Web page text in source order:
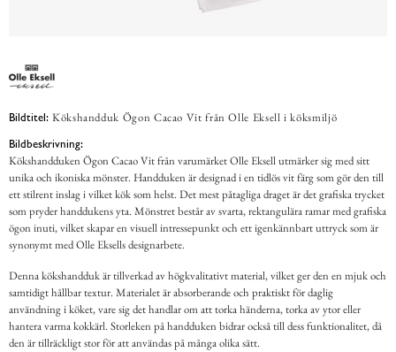
Bildtitel: Kökshandduk Ögon Cacao Vit från Olle Eksell i köksmiljö
Bildbeskrivning:
Kökshandduken Ögon Cacao Vit från varumärket Olle Eksell utmärker sig med sitt
unika och ikoniska mönster. Handduken är designad i en tidlös vit färg som gör den till
ett stilrent inslag i vilket kök som helst. Det mest påtagliga draget är det grafiska trycket
som pryder handdukens yta. Mönstret består av svarta, rektangulära ramar med grafiska
ögon inuti, vilket skapar en visuell intressepunkt och ett igenkännbart uttryck som är
synonymt med Olle Eksells designarbete.
Denna kökshandduk är tillverkad av högkvalitativt material, vilket ger den en mjuk och
samtidigt hållbar textur. Materialet är absorberande och praktiskt för daglig
användning i köket, vare sig det handlar om att torka händerna, torka av ytor eller
hantera varma kokkärl. Storleken på handduken bidrar också till dess funktionalitet, då
den är tillräckligt stor för att användas på många olika sätt.